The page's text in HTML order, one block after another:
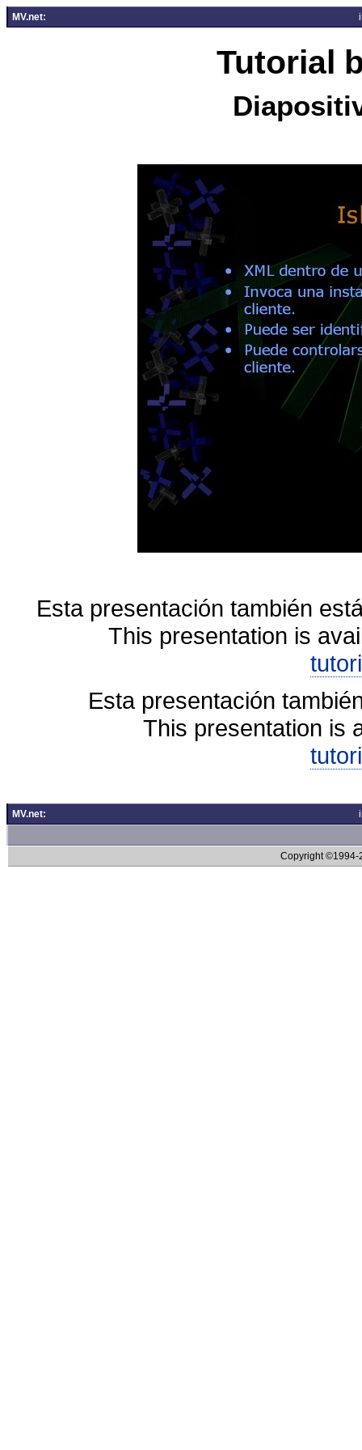
MV.net:
Tutorial
Esta presentación también
This presentation is
Esta presentación
This presentation is
MV.net:
Copyright ©1994-